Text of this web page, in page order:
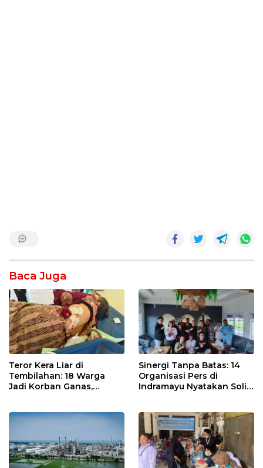
Baca Juga
Teror Kera Liar di
Tembilahan: 18 Warga
Jadi Korban Ganas,
Sinergi Tanpa Batas: 14
Organisasi Pers di
Indramayu Nyatakan Solid